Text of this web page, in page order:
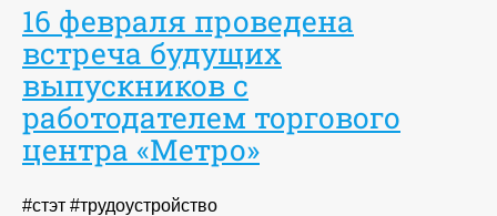
16 февраля проведена
встреча будущих
выпускников с
работодателем торгового
центра «Метро»
#стэт #трудоустройство